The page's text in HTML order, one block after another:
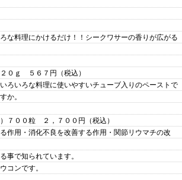
な料理にかけるだけ！！シークワサーの香りが広がる
０ｇ ５６７円（税込）
ろいろな料理に使いやすいチューブ入りのペーストで
か。
７００粒 ２，７００円（税込）
作用・消化不良を改善する作用・関節リウマチの改
事で知られています。
コンです。